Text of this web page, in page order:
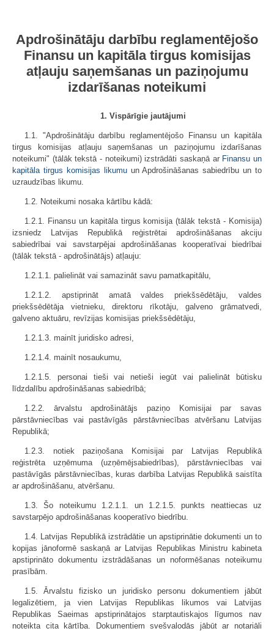
Apdrošinātāju darbību reglamentējošo
Finansu un kapitāla tirgus komisijas
atļauju saņemšanas un paziņojumu
izdarīšanas noteikumi
1. Vispārīgie jautājumi
1.1. "Apdrošinātāju darbību reglamentējošo Finansu un kapitāla
tirgus komisijas atļauju saņemšanas un paziņojumu izdarīšanas
noteikumi" (tālāk tekstā - noteikumi) izstrādāti saskaņā ar Finansu un
kapitāla tirgus komisijas likumuun Apdrošināšanas sabiedrību un to
uzraudzības likumu.
1.2. Noteikumi nosaka kārtību kādā:
1.2.1. Finansu un kapitāla tirgus komisija (tālāk tekstā - Komisija)
izsniedz Latvijas Republikā reģistrētai apdrošināšanas akciju
sabiedrībai vai savstarpējai apdrošināšanas kooperatīvai biedrībai
(tālāk tekstā - apdrošinātājs) atļauju:
1.2.1.1. palielināt vai samazināt savu pamatkapitālu,
1.2.1.2. apstiprināt amatā valdes priekšsēdētāju, valdes
priekšsēdētāja vietnieku, direktoru rīkotāju, galveno grāmatvedi,
galveno aktuāru, revīzijas komisijas priekšsēdētāju,
1.2.1.3. mainīt juridisko adresi,
1.2.1.4. mainīt nosaukumu,
1.2.1.5. personai tieši vai netieši iegūt vai palielināt būtisku
līdzdalību apdrošināšanas sabiedrībā;
1.2.2. ārvalstu apdrošinātājs paziņo Komisijai par savas
pārstāvniecības vai pastāvīgās pārstāvniecības atvēršanu Latvijas
Republikā;
1.2.3. notiek paziņošana Komisijai par Latvijas Republikā
reģistrēta uzņēmuma (uzņēmējsabiedrības), pārstāvniecības vai
pastāvīgās pārstāvniecības, kuras darbība Latvijas Republikā saistīta
ar apdrošināšanu, atvēršanu.
1.3. Šo noteikumu 1.2.1.1. un 1.2.1.5. punkts neattiecas uz
savstarpējo apdrošināšanas kooperatīvo biedrību.
1.4. Latvijas Republikā izstrādātie un apstiprinātie dokumenti un to
kopijas jānoformē saskaņā ar Latvijas Republikas Ministru kabineta
apstiprināto dokumentu izstrādāšanas un noformēšanas noteikumu
prasībām.
1.5. Ārvalstu fizisko un juridisko personu dokumentiem jābūt
legalizētiem, ja vien Latvijas Republikas likumos vai Latvijas
Republikas Saeimas apstiprinātajos starptautiskajos līgumos nav
noteikta cita kārtība. Dokumentiem svešvalodās jābūt ar notariāli